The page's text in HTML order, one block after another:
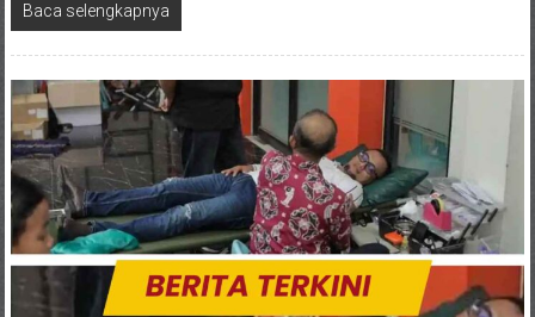
Baca selengkapnya